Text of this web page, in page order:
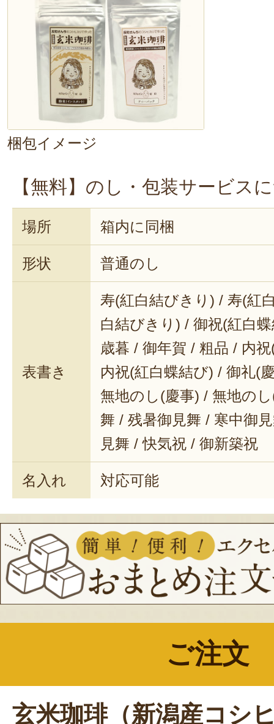
粉末タイプは飲み物としてだけで
べ方も。
なんと！粉をそのままバニラアイ
です！
美味しい上にお湯を沸かす必要も
手軽♪
もちろんそのまま飲んでも香ばし
是非自分なりのアレンジで、楽し
お過ごしくださいね！
梱包イメージ
【無料】のし・包装サービス
場所 箱内に同梱
形状 普通のし
表書き
寿(紅白結びきり) / 寿(紅
白結びきり) / 御祝(紅白
歳暮 / 御年賀 / 粗品 / 内
内祝(紅白蝶結び) / 御礼(
無地のし(慶事) / 無地の
舞 / 残暑御見舞 / 寒中御
見舞 / 快気祝 / 御新築祝
名入れ 対応可能
ご注文
玄米珈琲（新潟産コシ